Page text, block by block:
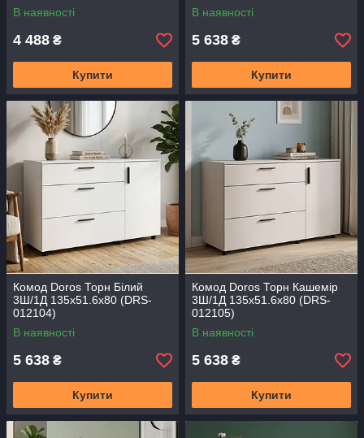
В наявності
4 488 ₴
Купити
В наявності
5 638 ₴
Купити
Комод Doros Торн Білий
3Ш/1Д 135х51.6х80 (DRS-
012104)
В наявності
5 638 ₴
Купити
Комод Doros Торн Кашемір
3Ш/1Д 135х51.6х80 (DRS-
012105)
В наявності
5 638 ₴
Купити